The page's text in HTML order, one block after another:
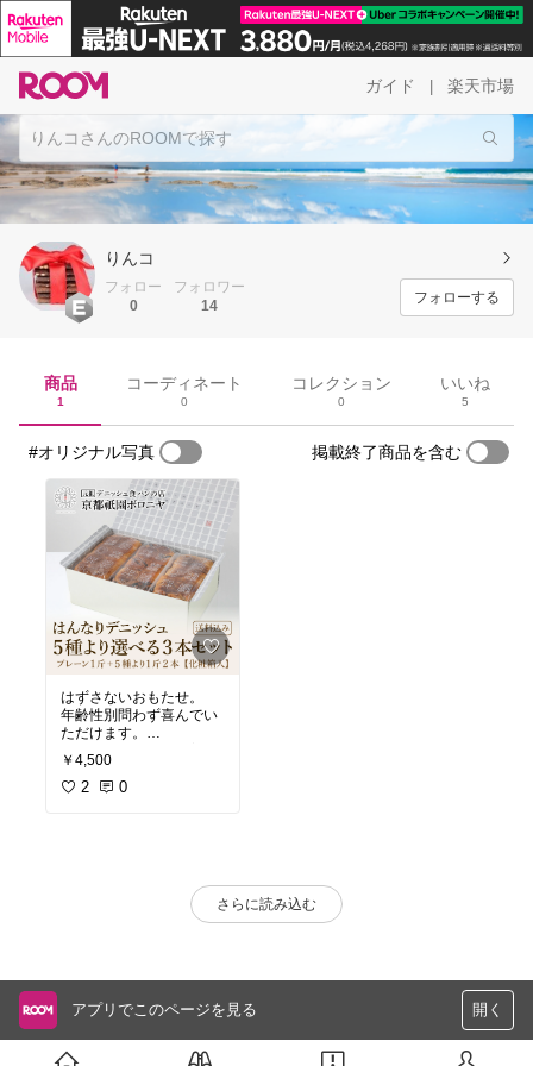
ガイド 楽天市場
りんコ
フォロー
0
フォロワー
14
フォローする
商品
1
コーディネート
0
コレクション
0
いいね
5
#オリジナル写真 掲載終了商品を含む
はずさないおもたせ。
年齢性別問わず喜んでい
ただけます。
甘系もしょっぱ系も美味
しい！
￥4,500
2 0
さらに読み込む
アプリでこのページを見る 開く